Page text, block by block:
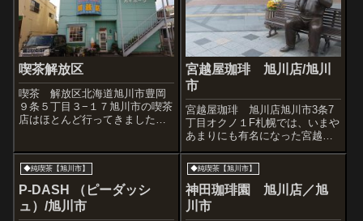
喫茶解放区
喫茶 解放区北海道旭川市豊岡
９条５丁目３−１７旭川市の喫茶
店はほとんど行ってきました
区・・・。お客様たちは、日常
縛られているいろいろなことか
ら解放されるのでしょうか。ち
なみにグーグルマッ...
宮越屋珈琲 旭川店/旭川
市
宮越屋珈琲 旭川店旭川市3条7
丁目オクノ１F札幌では、いまや
あまりにも有名になった宮越屋
珈琲。宮越屋さんに行くと、い
まはもう無いが、札幌時計台近
くの中通りにあったアンセニュ
ー・ダングルという１９８０年
代の名店をいまだに思い出す。
宮越屋珈琲の...
◆純喫茶【旭川市】
P-DASH （ピーダッシ
ュ）/旭川市
◆純喫茶【旭川市】
神田珈琲園 旭川店／旭
川市